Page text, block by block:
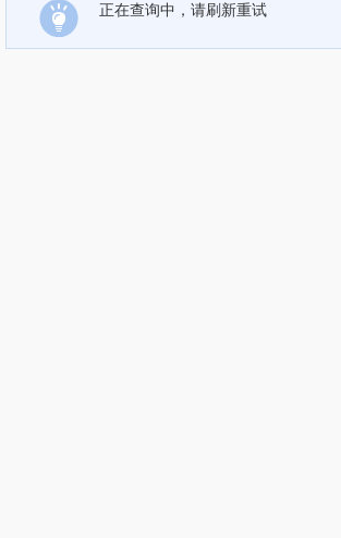
正在查询中，请刷新重试